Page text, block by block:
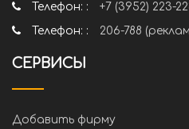
Телефон: :
+7 (3952) 223-
Телефон: :
206-788
СЕРВИСЫ
Добавить фирму